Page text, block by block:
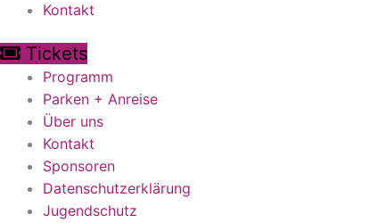
Kontakt
Tickets
Programm
Parken + Anreise
Über uns
Kontakt
Sponsoren
Datenschutzerklärung
Jugendschutz